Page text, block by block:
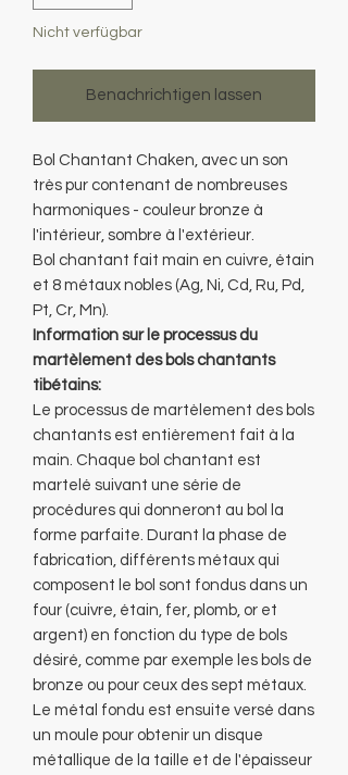
Nicht verfügbar
Benachrichtigen lassen
Bol Chantant Chaken, avec un son
très pur contenant de nombreuses
harmoniques - couleur bronze à
l'intérieur, sombre à l'extérieur.
Bol chantant fait main en cuivre, étain
et 8 métaux nobles (Ag, Ni, Cd, Ru, Pd,
Pt, Cr, Mn).
Information sur le processus du
martèlement des bols chantants
tibétains:
Le processus de martèlement des bols
chantants est entièrement fait à la
main. Chaque bol chantant est
martelé suivant une série de
procédures qui donneront au bol la
forme parfaite. Durant la phase de
fabrication, différents métaux qui
composent le bol sont fondus dans un
four (cuivre, étain, fer, plomb, or et
argent) en fonction du type de bols
désiré, comme par exemple les bols de
bronze ou pour ceux des sept métaux.
Le métal fondu est ensuite versé dans
un moule pour obtenir un disque
métallique de la taille et de l'épaisseur